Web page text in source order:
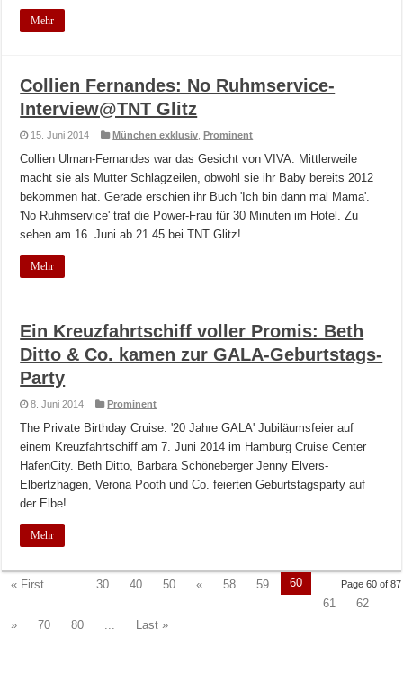
Mehr
Collien Fernandes: No Ruhmservice-
Interview@TNT Glitz
15. Juni 2014 München exklusiv ,Prominent
Collien Ulman-Fernandes war das Gesicht von VIVA. Mittlerweile
macht sie als Mutter Schlagzeilen, obwohl sie ihr Baby bereits 2012
bekommen hat. Gerade erschien ihr Buch 'Ich bin dann mal Mama'.
'No Ruhmservice' traf die Power-Frau für 30 Minuten im Hotel. Zu
sehen am 16. Juni ab 21.45 bei TNT Glitz!
Mehr
Ein Kreuzfahrtschiff voller Promis: Beth
Ditto & Co. kamen zur GALA-Geburtstags-
Party
8. Juni 2014 Prominent
The Private Birthday Cruise: '20 Jahre GALA' Jubiläumsfeier auf
einem Kreuzfahrtschiff am 7. Juni 2014 im Hamburg Cruise Center
HafenCity. Beth Ditto, Barbara Schöneberger Jenny Elvers-
Elbertzhagen, Verona Pooth und Co. feierten Geburtstagsparty auf
der Elbe!
Mehr
Page 60 of 87
« First ... 30 40 50 « 58 59
60
61
62
»
70 80 ... Last »